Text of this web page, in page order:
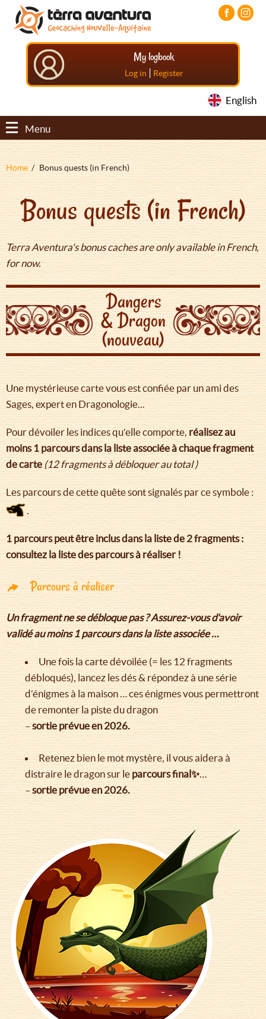
Aller
contenu
principal
Aller
menu
principal
Aller
pied
My logbook
Log in | Register
English
Menu
Fil
Home Bonus quests (in French)
Bonus quests (in French)
Terra Aventura's bonus caches are only available in French,
for now.
Dangers
& Dragon
(nouveau)
Une mystérieuse carte vous est confiée par un ami des
Sages, expert en Dragonologie...
Pour dévoiler les indices qu’elle comporte,réalisez au
moins 1 parcours dans la liste associée à chaque fragment
de carte (12 fragments à débloquer au total )
Les parcours de cette quête sont signalés par ce symbole :
.
1 parcours peut être inclus dans la liste de 2 fragments :
consultez la liste des parcours à réaliser !
Parcours à réaliser
Un fragment ne se débloque pas ? Assurez-vous d'avoir
validé au moins 1 parcours dans la liste associée …
Une fois la carte dévoilée (= les 12 fragments
débloqués), lancez les dés & répondez à une série
d’énigmes à la maison … ces énigmes vous permettront
de remonter la piste du dragon
–sortie prévue en 2026.
Retenez bien le mot mystère, il vous aidera à
distraire le dragon sur le parcours final✨…
–sortie prévue en 2026.